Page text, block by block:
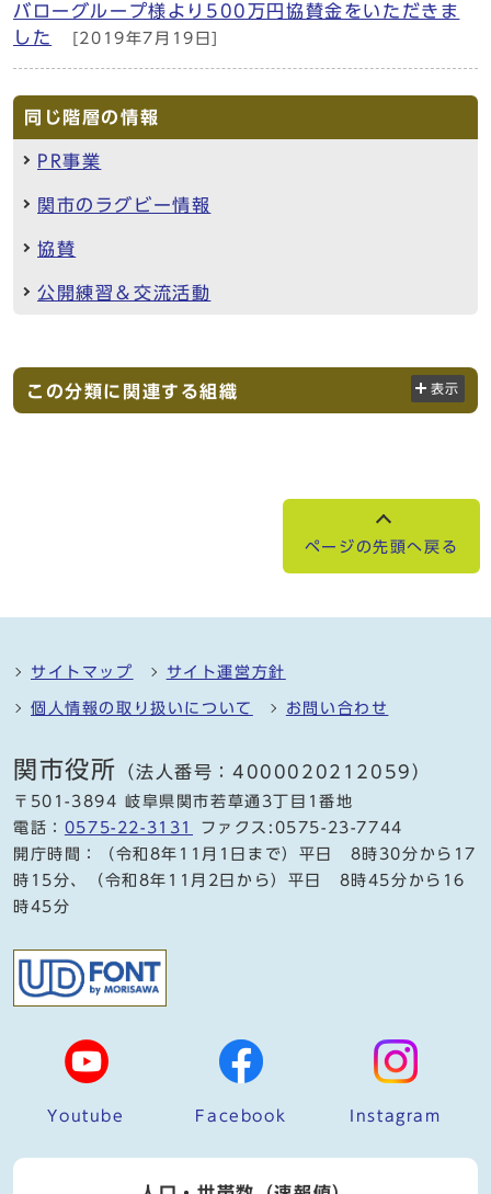
バローグループ様より500万円協賛金をいただきま
した
[2019年7月19日]
同じ階層の情報
PR事業
関市のラグビー情報
協賛
公開練習＆交流活動
この分類に関連する組織 表示
ページの先頭へ戻る
サイトマップ サイト運営方針
個人情報の取り扱いについて お問い合わせ
関市役所 （法人番号：4000020212059）
〒501-3894 岐阜県関市若草通3丁目1番地
電話： 0575-22-3131
ファクス:0575-23-7744
開庁時間：（令和8年11月1日まで）平日 8時30分から17
時15分、（令和8年11月2日から）平日 8時45分から16
時45分
Youtube Facebook Instagram